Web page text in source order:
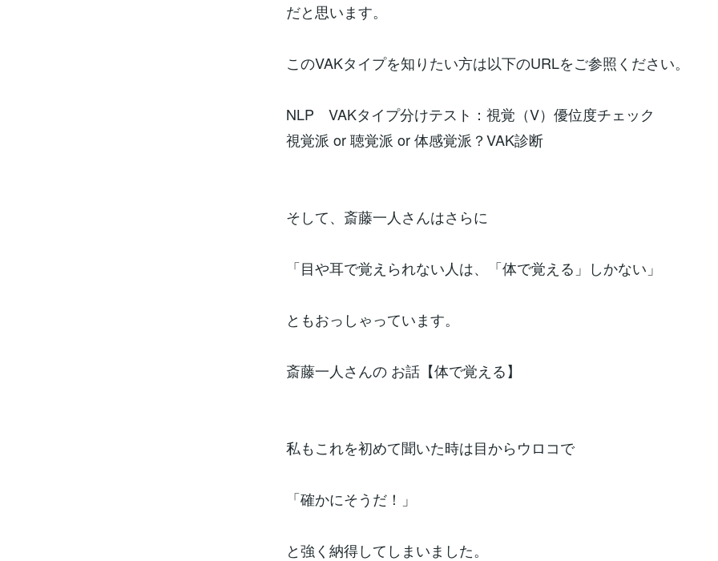
だと思います。
このVAKタイプを知りたい方は以下のURLをご参照ください。
NLP VAKタイプ分けテスト：視覚（V）優位度チェック
視覚派 or 聴覚派 or 体感覚派？VAK診断
そして、斎藤一人さんはさらに
「目や耳で覚えられない人は、「体で覚える」しかない」
ともおっしゃっています。
斎藤一人さんの お話【体で覚える】
私もこれを初めて聞いた時は目からウロコで
「確かにそうだ！」
と強く納得してしまいました。